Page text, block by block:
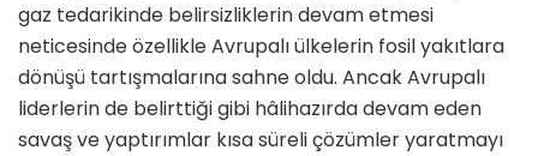
gaz tedarikinde belirsizliklerin devam etmesi
neticesinde özellikle Avrupalı ülkelerin fosil yakıtlara
dönüşü tartışmalarına sahne oldu. Ancak Avrupalı
liderlerin de belirttiği gibi hâlihazırda devam eden
savaş ve yaptırımlar kısa süreli çözümler yaratmayı